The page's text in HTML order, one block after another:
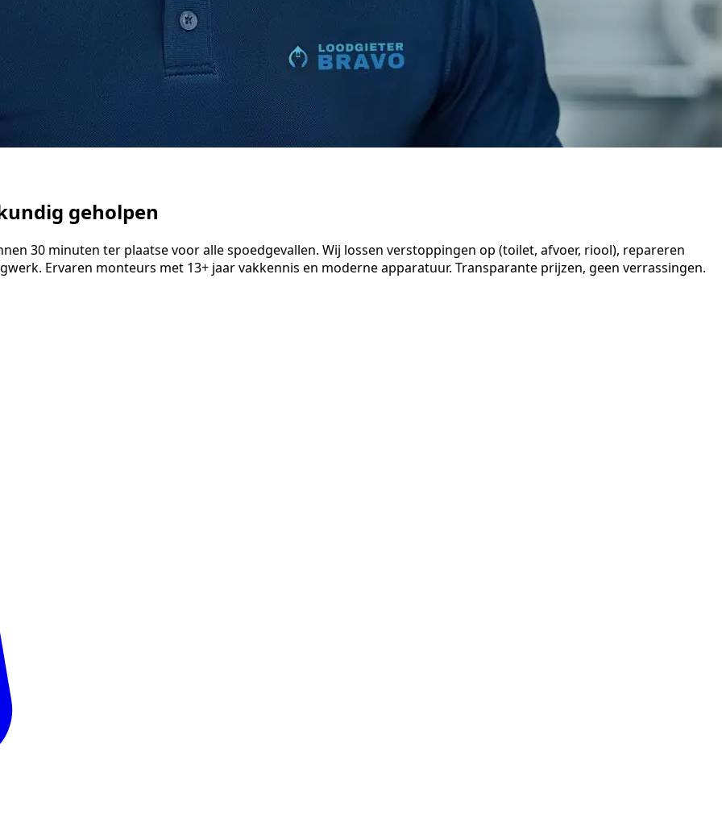
geholpen
30 minuten ter plaatse voor alle spoedgevallen. Wij lossen verstoppingen op (toilet, afvoer, riool), repareren
Ervaren monteurs met 13+ jaar vakkennis en moderne apparatuur. Transparante prijzen, geen verrassingen.